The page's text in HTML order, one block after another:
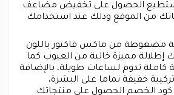
الحصول على تخفيض مضاعف
من الموقع وذلك عند استخدامك
مضغوطة من ماكس فاكتور باللون
إطلالة مميزة خالية من العيوب كما
كاملة تدوم لساعات طويلة، بالإضافة
خفيفة تماما على البشرة،
الخصم الحصول على منتجاتك